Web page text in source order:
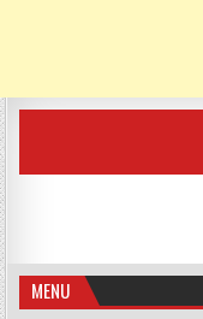
MENU